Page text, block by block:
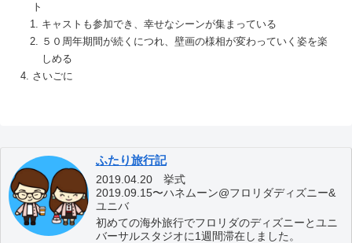
ト
キャストも参加でき、幸せなシーンが集まっている
５０周年期間が続くにつれ、壁画の様相が変わっていく姿を楽
しめる
さいごに
ふたり旅行記
2019.04.20 挙式
2019.09.15〜ハネムーン@フロリダディズニー&
ユニバ
初めての海外旅行でフロリダのディズニーとユニ
バーサルスタジオに1週間滞在しました。